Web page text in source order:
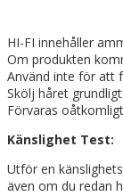
HI-FI innehåller
Om produkten
Använd inte för att
Skölj håret
Förvaras
Känslighet Test:
Utför en
även om du redan